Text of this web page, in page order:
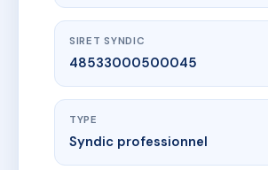
SIRET SYNDIC
48533000500045
TYPE
Syndic professionnel